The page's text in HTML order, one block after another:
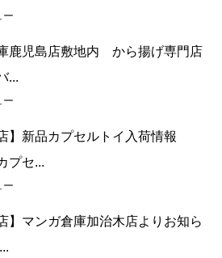
ー
鹿児島店敷地内 から揚げ専門店
...
ー
】新品カプセルトイ入荷情報
プセ...
ー
】マンガ倉庫加治木店よりお知ら